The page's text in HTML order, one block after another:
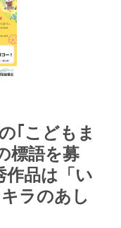
｢こどもま
標語を募
品は「い
ラのあし